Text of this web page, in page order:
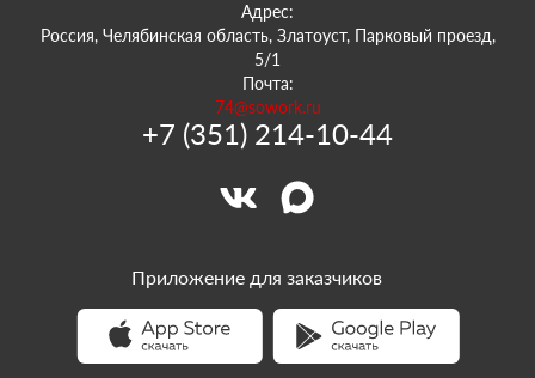
Адрес:
Россия, Челябинская область, Златоуст, Парковый проезд,
5/1
Почта:
74@sowork.ru
+7 (351) 214-10-44
Приложение для заказчиков